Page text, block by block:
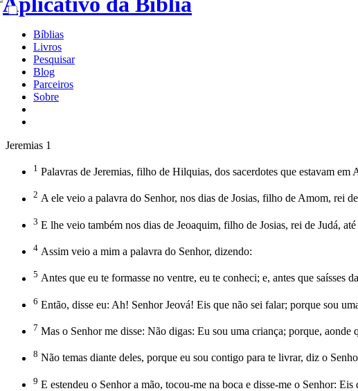
Bíblias
Livros
Pesquisar
Blog
Parceiros
Sobre
Jeremias 1
1 Palavras de Jeremias, filho de Hilquias, dos sacerdotes que estavam em
2 A ele veio a palavra do Senhor, nos dias de Josias, filho de Amom, rei
3 E lhe veio também nos dias de Jeoaquim, filho de Josias, rei de Judá,
4 Assim veio a mim a palavra do Senhor, dizendo:
5 Antes que eu te formasse no ventre, eu te conheci; e, antes que saísses
6 Então, disse eu: Ah! Senhor Jeová! Eis que não sei falar; porque sou
7 Mas o Senhor me disse: Não digas: Eu sou uma criança; porque, aonde
8 Não temas diante deles, porque eu sou contigo para te livrar, diz o
9 E estendeu o Senhor a mão, tocou-me na boca e disse-me o Senhor: